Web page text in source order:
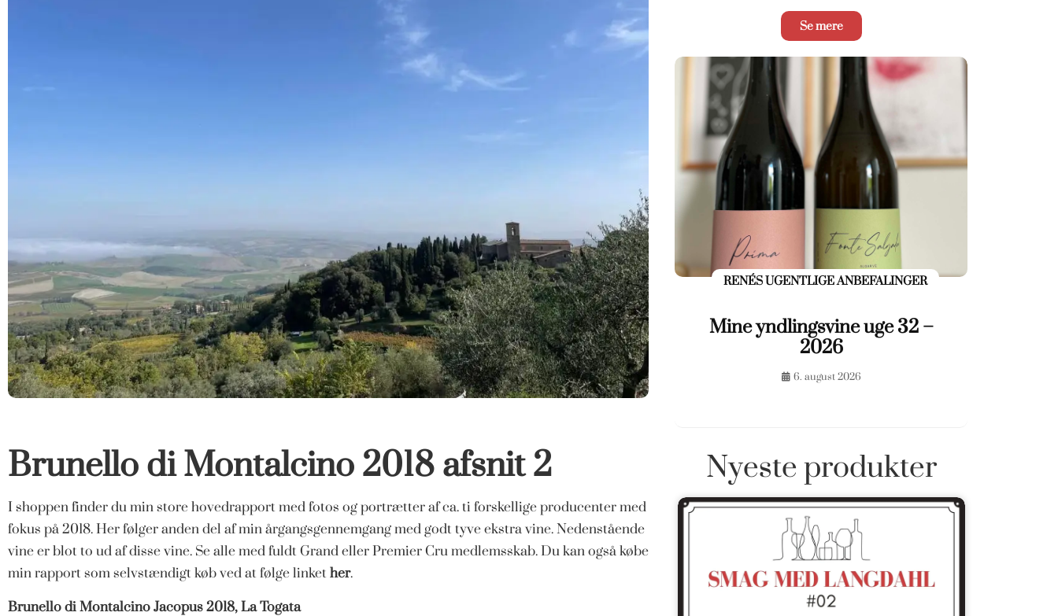
Brunello di Montalcino 2018 afsnit 2
I shoppen finder du min store hovedrapport med fotos og portrætter af ca. ti forskellige producenter med
fokus på 2018. Her følger anden del af min årgangsgennemgang med godt tyve ekstra vine. Nedenstående
vine er blot to ud af disse vine. Se alle med fuldt Grand eller Premier Cru medlemsskab. Du kan også købe
min rapport som selvstændigt køb ved at følge linkether.
Brunello di Montalcino Jacopus 2018, La Togata
Se mere
RENÉS UGENTLIGE ANBEFALINGER
Mine yndlingsvine uge 32 –
2026
6. august 2026
Nyeste produkter